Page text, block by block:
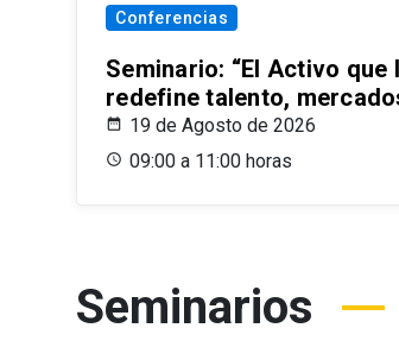
Conferencias
Seminario: “El Activo
redefine talento,
19 de Agosto de 2026
09:00 a 11:00 horas
Seminarios